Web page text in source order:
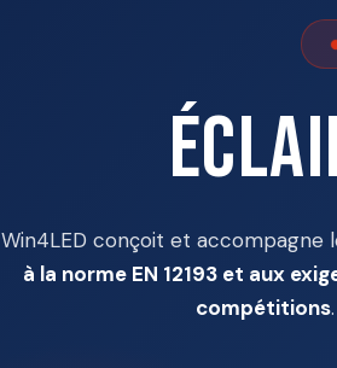
Win4LED conçoit et accompagne
à la norme EN 12193 et aux
compétitions